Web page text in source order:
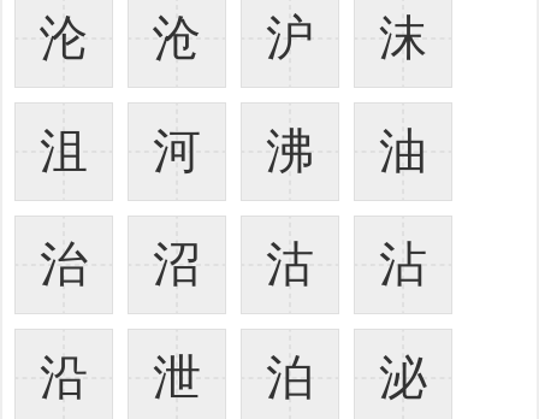
沦 沧 沪 沫
沮 河 沸 油
治 沼 沽 沾
沿 泄 泊 泌